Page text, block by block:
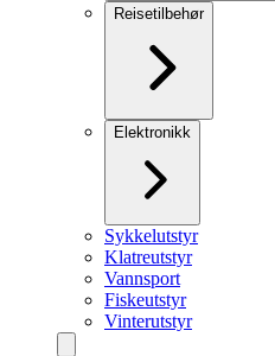
Reisetilbehør
Elektronikk
Sykkelutstyr
Klatreutstyr
Vannsport
Fiskeutstyr
Vinterutstyr